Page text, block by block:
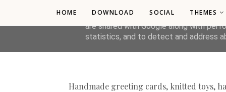
Handmade greeting cards, knitted toys,
HOME DOWNLOAD SOCIAL THEMES
This site uses cookies from Google to
are shared with Google along with
statistics, and to detect and address